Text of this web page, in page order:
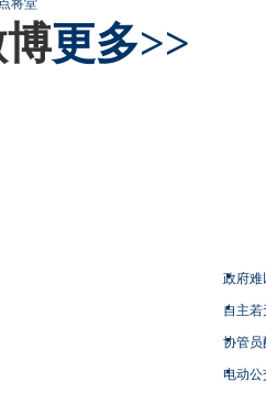
更多>>
政府难
自主
协管员
电动